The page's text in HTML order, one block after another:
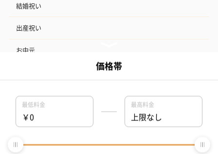
結婚祝い
出産祝い
お中元
結婚記念日
お礼